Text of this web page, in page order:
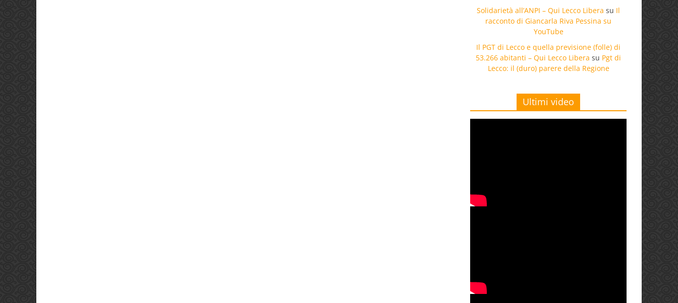
Solidarietà all’ANPI – Qui Lecco Libera su Il
racconto di Giancarla Riva Pessina su
YouTube
Il PGT di Lecco e quella previsione (folle) di
53.266 abitanti – Qui Lecco Libera su Pgt di
Lecco: il (duro) parere della Regione
Ultimi video